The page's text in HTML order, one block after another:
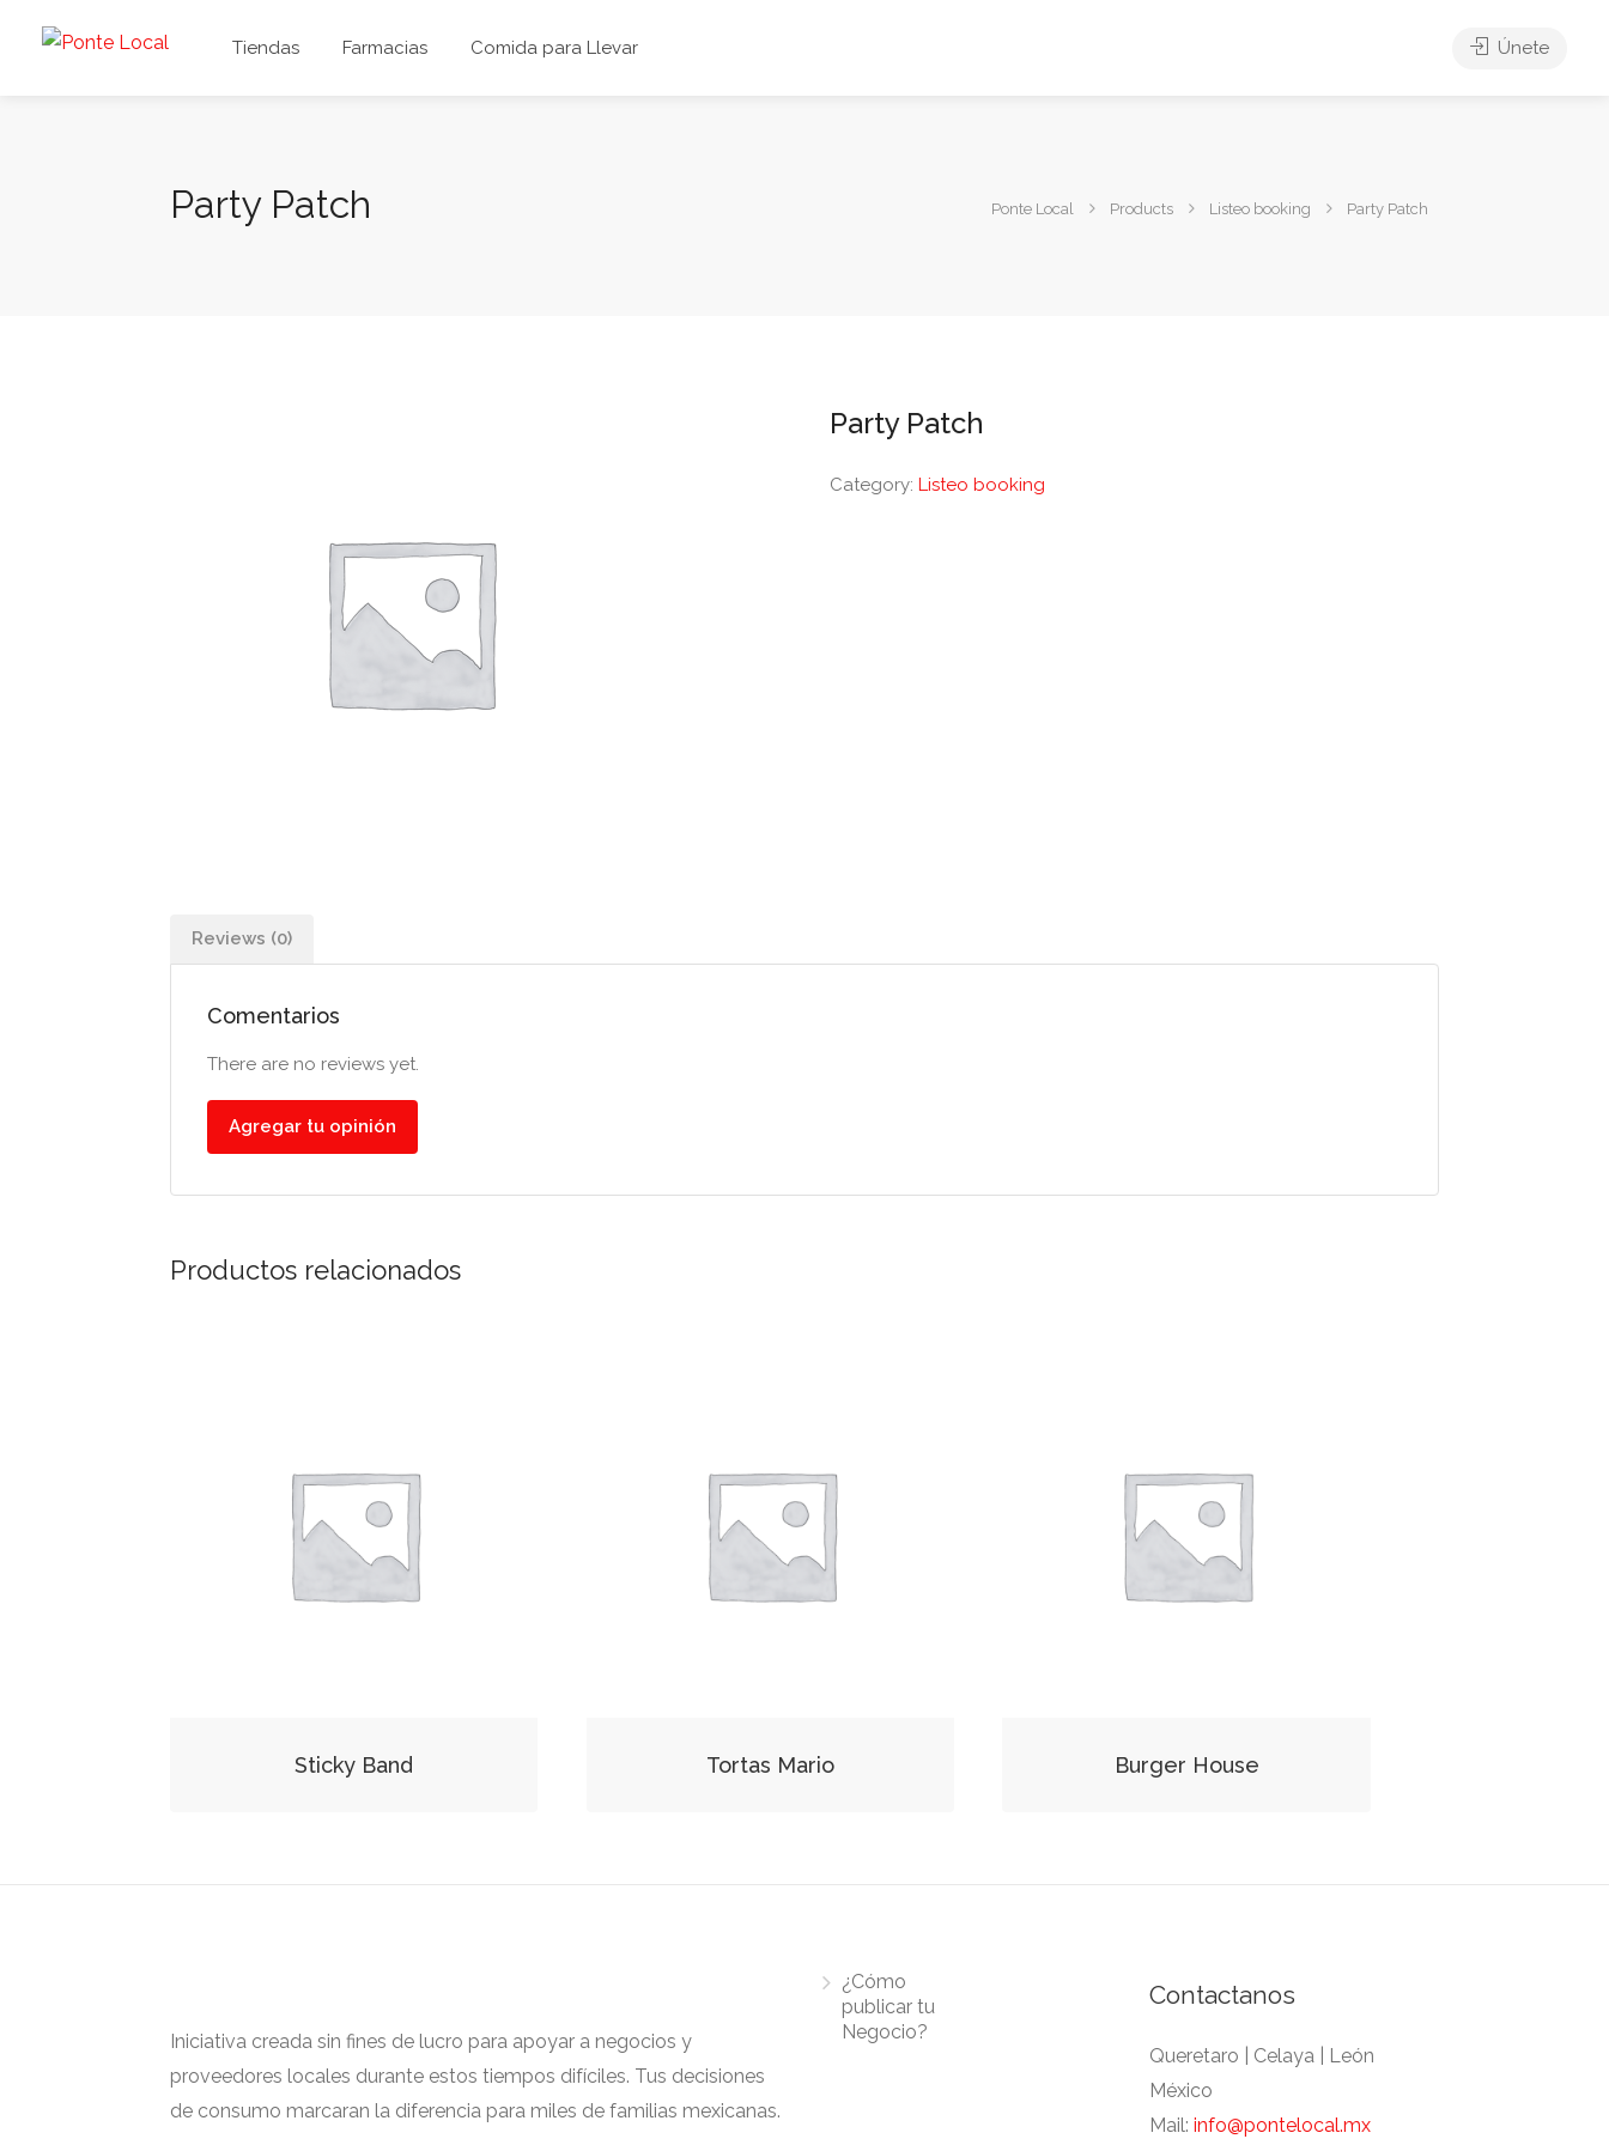
Tiendas Farmacias Comida para Llevar Únete
Party Patch Ponte Local Products Listeo booking Party Patch
Party Patch
Category:Listeo booking
Reviews (0)
Comentarios
There are no reviews yet.
Agregar tu opinión
Productos relacionados
Sticky Band Tortas Mario Burger House
Iniciativa creada sin fines de lucro para apoyar a negocios y
proveedores locales durante estos tiempos difíciles. Tus decisiones
de consumo marcaran la diferencia para miles de familias mexicanas.
¿Cómo
publicar tu
Negocio?
Contactanos
Queretaro | Celaya | León
México
Mail: info@pontelocal.mx